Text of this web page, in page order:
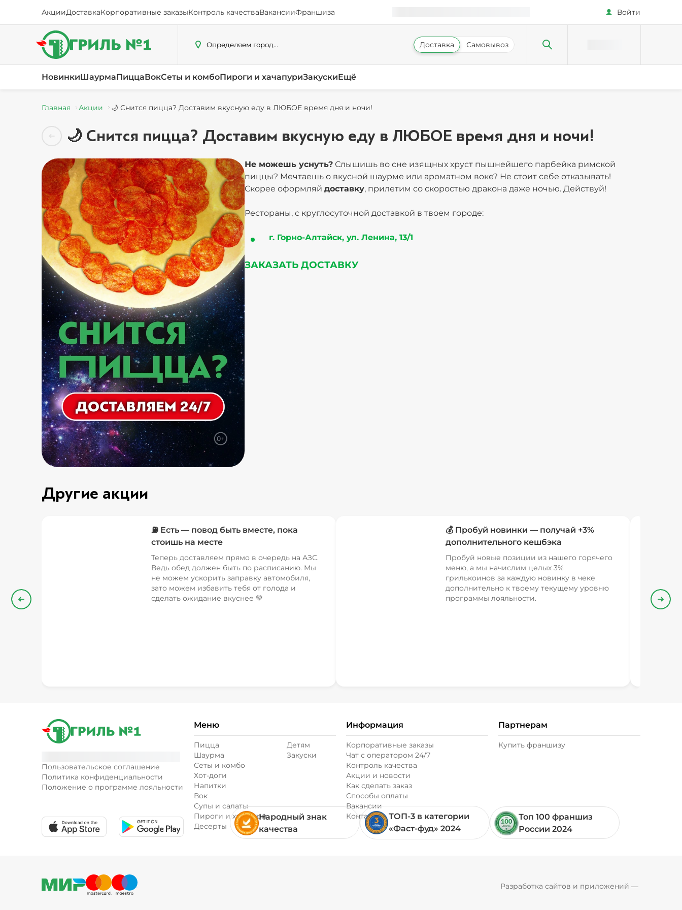
АкцииДоставкаКорпоративные заказыКонтроль качестваВакансииФраншиза Войти
Определяем город... Доставка Самовывоз
НовинкиШаурмаПиццаВокСеты и комбоПироги и хачапуриЗакускиЕщё
Главная Акции 🌙 Снится пицца? Доставим вкусную еду в ЛЮБОЕ время дня и ночи!
🌙 Снится пицца? Доставим вкусную еду в ЛЮБОЕ время дня и ночи!
Не можешь уснуть? Слышишь во сне изящных хруст пышнейшего парбейка римской
пиццы? Мечтаешь о вкусной шаурме или ароматном воке? Не стоит себе отказывать!
Скорее оформляй доставку, прилетим со скоростью дракона даже ночью. Действуй!
Рестораны, с круглосуточной доставкой в твоем городе:
г. Горно-Алтайск, ул. Ленина, 13/1
ЗАКАЗАТЬ ДОСТАВКУ
Другие акции
Назад
⛽ Есть — повод быть вместе, пока
стоишь на месте
Теперь доставляем прямо в очередь на АЗС.
Ведь обед должен быть по расписанию. Мы
не можем ускорить заправку автомобиля,
зато можем избавить тебя от голода и
сделать ожидание вкуснее 💚
💰 Пробуй новинки — получай +3%
дополнительного кешбэка
Пробуй новые позиции из нашего горячего
меню, а мы начислим целых 3%
грилькоинов за каждую новинку в чеке
дополнительно к твоему текущему уровню
программы лояльности.
Пользовательское соглашение
Политика конфиденциальности
Положение о программе лояльности
Меню
Пицца
Шаурма
Сеты и комбо
Хот-доги
Напитки
Вок
Супы и салаты
Пироги и хачапури
Десерты
Детям
Закуски
Информация
Корпоративные заказы
Чат с оператором 24/7
Контроль качества
Акции и новости
Как сделать заказ
Способы оплаты
Вакансии
Контакты
Партнерам
Купить франшизу
Народный знак
качества
ТОП-3 в категории
«Фаст-фуд» 2024
Топ 100 франшиз
России 2024
Разработка сайтов и приложений —